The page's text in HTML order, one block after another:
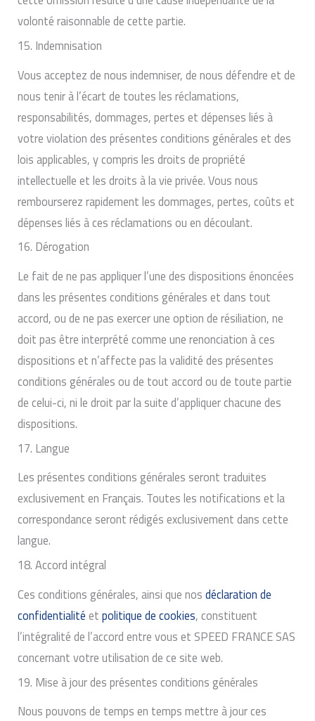
volonté raisonnable de cette partie.
15. Indemnisation
Vous acceptez de nous indemniser, de nous défendre et de
nous tenir à l’écart de toutes les réclamations,
responsabilités, dommages, pertes et dépenses liés à
votre violation des présentes conditions générales et des
lois applicables, y compris les droits de propriété
intellectuelle et les droits à la vie privée. Vous nous
rembourserez rapidement les dommages, pertes, coûts et
dépenses liés à ces réclamations ou en découlant.
16. Dérogation
Le fait de ne pas appliquer l’une des dispositions énoncées
dans les présentes conditions générales et dans tout
accord, ou de ne pas exercer une option de résiliation, ne
doit pas être interprété comme une renonciation à ces
dispositions et n’affecte pas la validité des présentes
conditions générales ou de tout accord ou de toute partie
de celui-ci, ni le droit par la suite d’appliquer chacune des
dispositions.
17. Langue
Les présentes conditions générales seront traduites
exclusivement en Français. Toutes les notifications et la
correspondance seront rédigés exclusivement dans cette
langue.
18. Accord intégral
Ces conditions générales, ainsi que nosdéclaration de
confidentialité etpolitique de cookies, constituent
l’intégralité de l’accord entre vous et SPEED FRANCE SAS
concernant votre utilisation de ce site web.
19. Mise à jour des présentes conditions générales
Nous pouvons de temps en temps mettre à jour ces